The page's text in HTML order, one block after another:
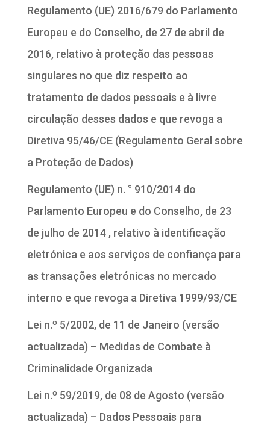
Regulamento (UE) 2016/679 do Parlamento
Europeu e do Conselho, de 27 de abril de
2016, relativo à proteção das pessoas
singulares no que diz respeito ao
tratamento de dados pessoais e à livre
circulação desses dados e que revoga a
Diretiva 95/46/CE (Regulamento Geral sobre
a Proteção de Dados)
Regulamento (UE) n. ° 910/2014 do
Parlamento Europeu e do Conselho, de 23
de julho de 2014 , relativo à identificação
eletrónica e aos serviços de confiança para
as transações eletrónicas no mercado
interno e que revoga a Diretiva 1999/93/CE
Lei n.º 5/2002, de 11 de Janeiro (versão
actualizada) – Medidas de Combate à
Criminalidade Organizada
Lei n.º 59/2019, de 08 de Agosto (versão
actualizada) – Dados Pessoais para